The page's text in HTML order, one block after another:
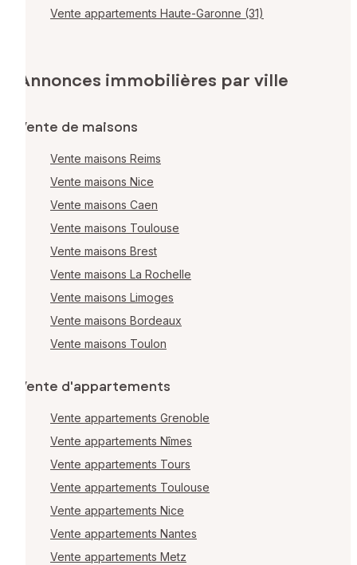
Vente appartements Haute-Garonne (31)
Annonces immobilières par ville
Vente de maisons
Vente maisons Reims
Vente maisons Nice
Vente maisons Caen
Vente maisons Toulouse
Vente maisons Brest
Vente maisons La Rochelle
Vente maisons Limoges
Vente maisons Bordeaux
Vente maisons Toulon
Vente d'appartements
Vente appartements Grenoble
Vente appartements Nîmes
Vente appartements Tours
Vente appartements Toulouse
Vente appartements Nice
Vente appartements Nantes
Vente appartements Metz